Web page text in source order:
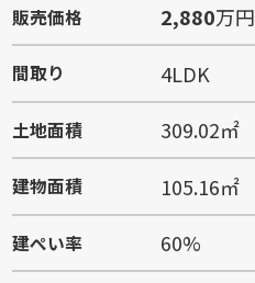
販売価格 2,880万円
間取り 4LDK
土地面積 309.02㎡
建物面積 105.16㎡
建ぺい率 60%